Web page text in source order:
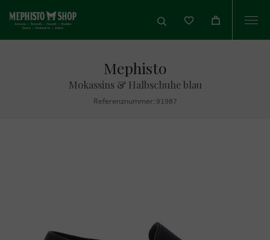
Mephisto
Mokassins & Halbschuhe blau
Referenznummer: 91987